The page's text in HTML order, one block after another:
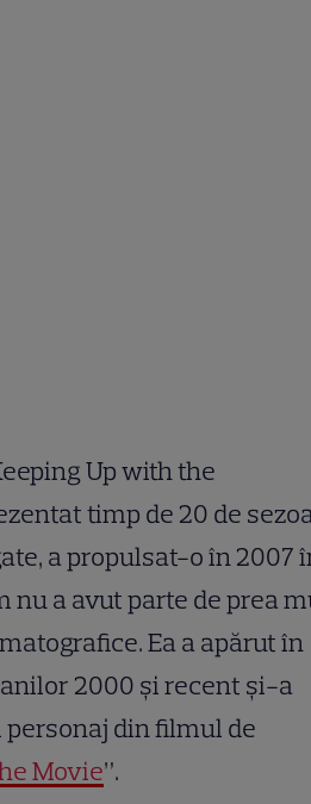
Up with the
timp de 20 de
a propulsat-o în 2007
a avut parte de prea
Ea a apărut în
2000 şi recent şi-a
din filmul de
Movie”.